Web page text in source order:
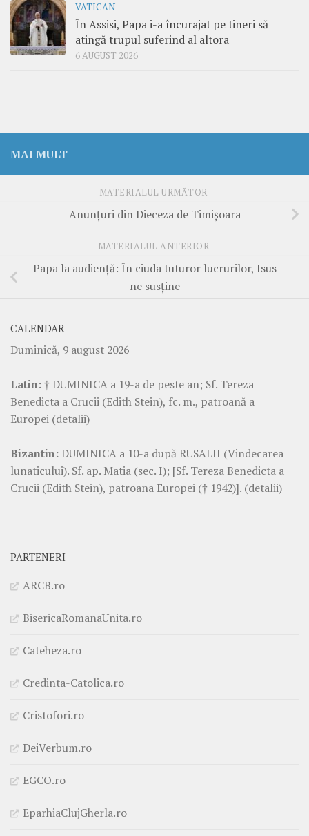
VATICAN
În Assisi, Papa i-a încurajat pe tineri să
atingă trupul suferind al altora
6 AUGUST 2026
MAI MULT
MATERIALUL URMĂTOR
Anunțuri din Dieceza de Timișoara
MATERIALUL ANTERIOR
Papa la audiență: În ciuda tuturor lucrurilor, Isus
ne susține
CALENDAR
Duminică, 9 august 2026
Latin:† DUMINICA a 19-a de peste an; Sf. Tereza
Benedicta a Crucii (Edith Stein), fc. m., patroană a
Europei (detalii)
Bizantin: DUMINICA a 10-a după RUSALII (Vindecarea
lunaticului). Sf. ap. Matia (sec. I); [Sf. Tereza Benedicta a
Crucii (Edith Stein), patroana Europei († 1942)]. (detalii)
PARTENERI
ARCB.ro
BisericaRomanaUnita.ro
Cateheza.ro
Credinta-Catolica.ro
Cristofori.ro
DeiVerbum.ro
EGCO.ro
EparhiaClujGherla.ro